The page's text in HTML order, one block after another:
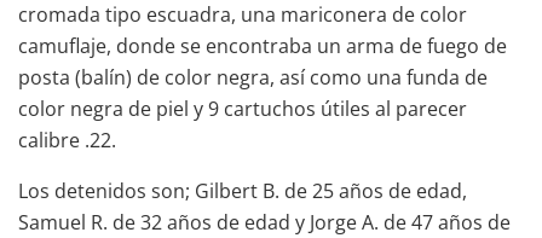
cromada tipo escuadra, una mariconera de color
camuflaje, donde se encontraba un arma de fuego de
posta (balín) de color negra, así como una funda de
color negra de piel y 9 cartuchos útiles al parecer
calibre .22.
Los detenidos son; Gilbert B. de 25 años de edad,
Samuel R. de 32 años de edad y Jorge A. de 47 años de